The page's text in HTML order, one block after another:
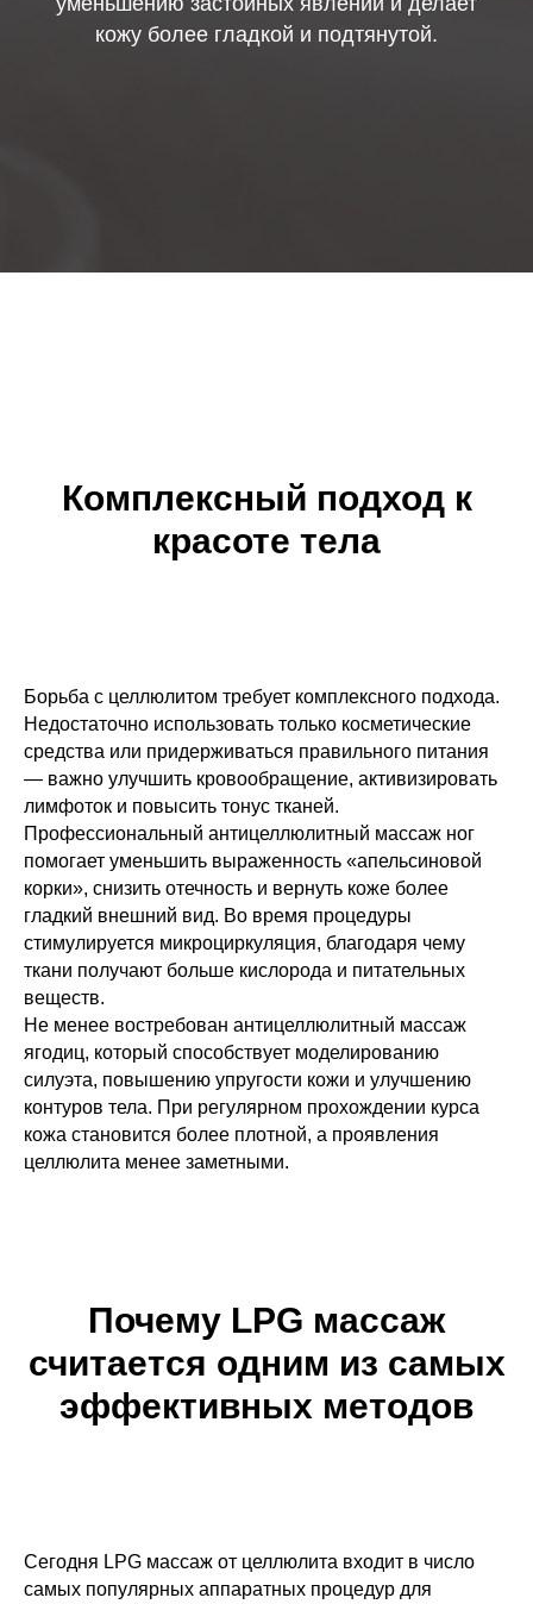
кожу более гладкой и подтянутой.
Комплексный подход к
красоте тела
Борьба с целлюлитом требует комплексного подхода.
Недостаточно использовать только косметические
средства или придерживаться правильного питания
— важно улучшить кровообращение, активизировать
лимфоток и повысить тонус тканей.
Профессиональный антицеллюлитный массаж ног
помогает уменьшить выраженность «апельсиновой
корки», снизить отечность и вернуть коже более
гладкий внешний вид. Во время процедуры
стимулируется микроциркуляция, благодаря чему
ткани получают больше кислорода и питательных
веществ.
Не менее востребован антицеллюлитный массаж
ягодиц, который способствует моделированию
силуэта, повышению упругости кожи и улучшению
контуров тела. При регулярном прохождении курса
кожа становится более плотной, а проявления
целлюлита менее заметными.
Почему LPG массаж
считается одним из самых
эффективных методов
Сегодня LPG массаж от целлюлита входит в число
самых популярных аппаратных процедур для